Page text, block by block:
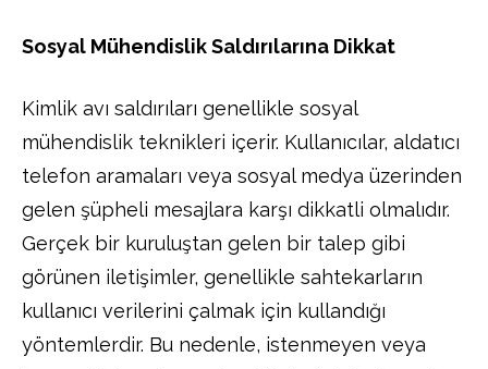
Sosyal Mühendislik Saldırılarına Dikkat
Kimlik avı saldırıları genellikle sosyal
mühendislik teknikleri içerir. Kullanıcılar, aldatıcı
telefon aramaları veya sosyal medya üzerinden
gelen şüpheli mesajlara karşı dikkatli olmalıdır.
Gerçek bir kuruluştan gelen bir talep gibi
görünen iletişimler, genellikle sahtekarların
kullanıcı verilerini çalmak için kullandığı
yöntemlerdir. Bu nedenle, istenmeyen veya